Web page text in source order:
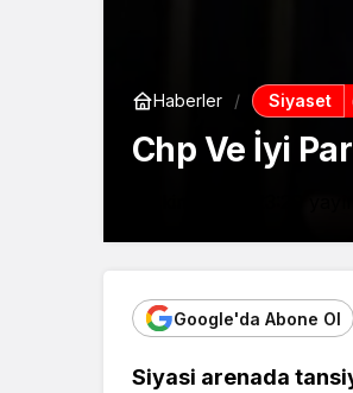
Haberler Siyaset
Chp Ve İyi
Google'da Abone Ol
Siyasi arenada